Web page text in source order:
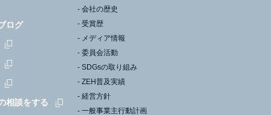
ログ
相談をする
会社の歴史
受賞歴
メディア情報
委員会活動
SDGsの取り組み
ZEH普及実績
経営方針
一般事業主行動計画